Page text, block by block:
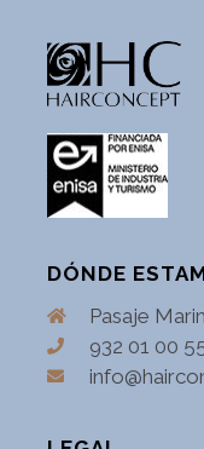
DÓNDE
Pasaje
932 01 00